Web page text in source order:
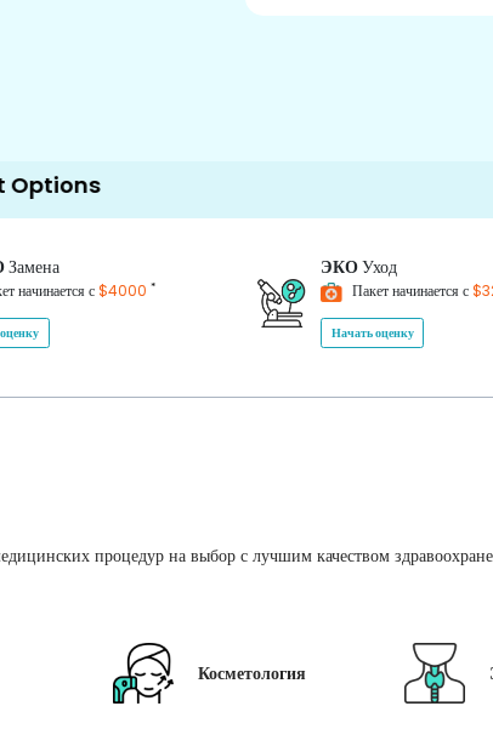
Замена
начинается с$4000 *
ЭКОУход
Пакет начинается с
Начать оценку
процедур на выбор с лучшим качеством
Косметология